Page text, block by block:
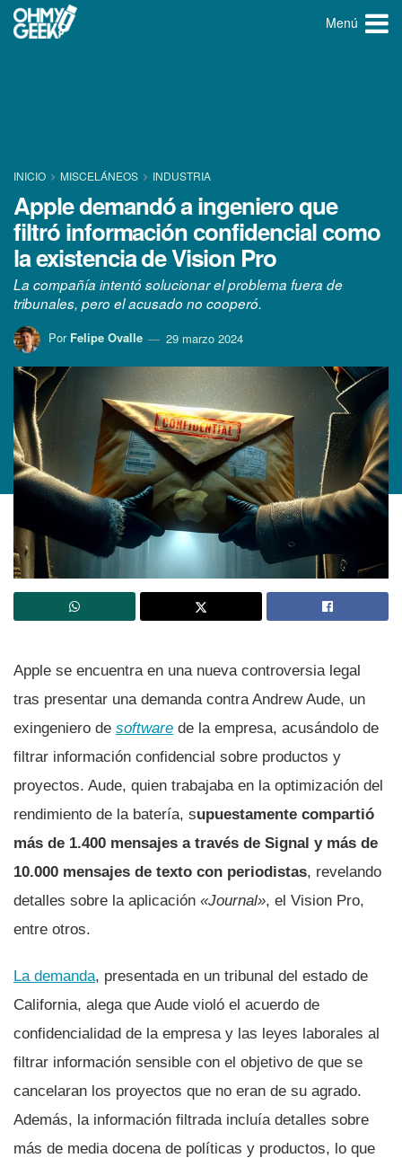
Menú
INICIO MISCELÁNEOS INDUSTRIA
Apple demandó a ingeniero que
filtró información confidencial como
la existencia de Vision Pro
La compañía intentó solucionar el problema fuera de
tribunales, pero el acusado no cooperó.
Por Felipe Ovalle 29 marzo 2024
Apple se encuentra en una nueva controversia legal
tras presentar una demanda contra Andrew Aude, un
exingeniero de software de la empresa, acusándolo de
filtrar información confidencial sobre productos y
proyectos. Aude, quien trabajaba en la optimización del
rendimiento de la batería, supuestamente compartió
más de 1.400 mensajes a través de Signal y más de
10.000 mensajes de texto con periodistas, revelando
detalles sobre la aplicación «Journal», el Vision Pro,
entre otros.
La demanda, presentada en un tribunal del estado de
California, alega que Aude violó el acuerdo de
confidencialidad de la empresa y las leyes laborales al
filtrar información sensible con el objetivo de que se
cancelaran los proyectos que no eran de su agrado.
Además, la información filtrada incluía detalles sobre
más de media docena de políticas y productos, lo que